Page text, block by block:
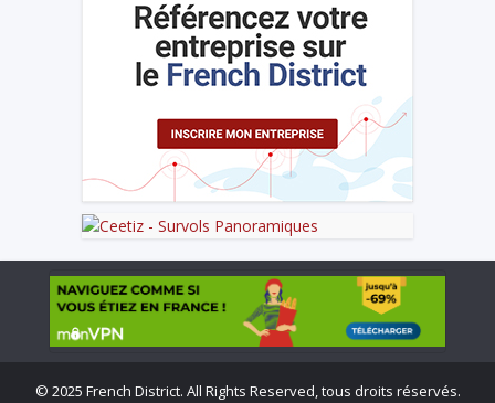
© 2025 French District. All Rights Reserved, tous droits réservés.